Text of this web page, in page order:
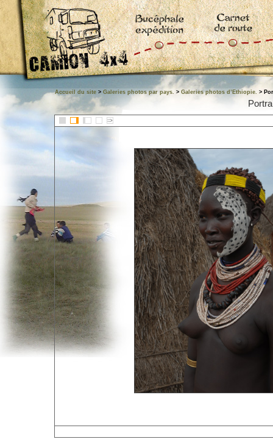
Accueil du site > Galeries photos par pays. > Galeries photos d’Ethiopie. >
::>